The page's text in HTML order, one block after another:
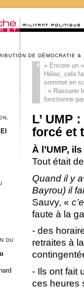
DE DÉMOCRATIE &
«Encore un
Hélas, cela
sommet en
: « Rassurer
fonctionne
L’ UMP
forcé et
À l’UMP,
Tout était
Quand il y
Bayrou) il
Sauvy, «
faute à la
- des
retraites à
- Ils ont fait
ces heures
DU